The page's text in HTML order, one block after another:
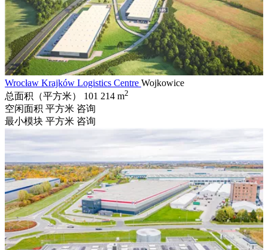
Wrocław Krajków Logistics Centre Wojkowice
总面积（平方米）
101 214 m2
空闲面积 平方米 咨询
最小模块 平方米 咨询